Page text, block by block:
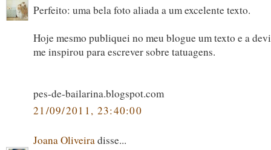
Perfeito: uma bela foto aliada a um excelente texto.
Hoje mesmo publiquei no meu blogue um texto e a
me inspirou para escrever sobre tatuagens.
pes-de-bailarina.blogspot.com
21/09/2011, 23:40:00
Joana Oliveiradisse...